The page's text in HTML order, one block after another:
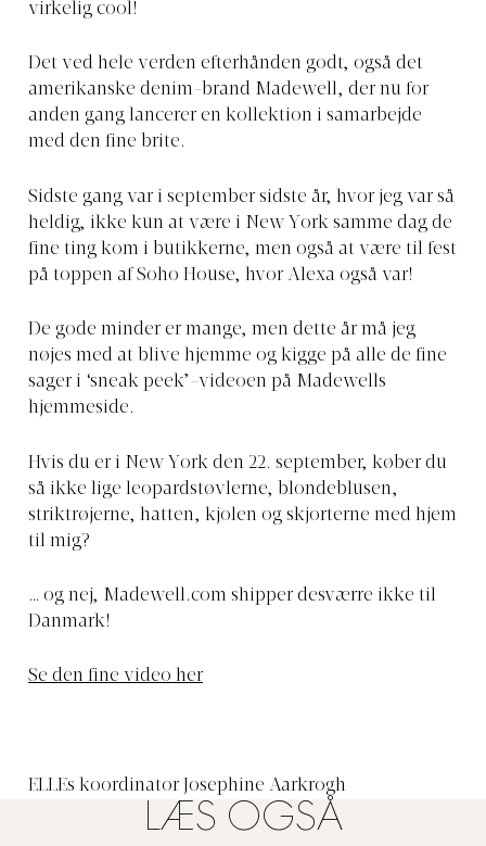
virkelig cool!
Det ved hele verden efterhånden godt, også det
amerikanske denim-brand Madewell, der nu for
anden gang lancerer en kollektion i samarbejde
med den fine brite.
Sidste gang var i september sidste år, hvor jeg var så
heldig, ikke kun at være i New York samme dag de
fine ting kom i butikkerne, men også at være til fest
på toppen af Soho House, hvor Alexa også var!
De gode minder er mange, men dette år må jeg
nøjes med at blive hjemme og kigge på alle de fine
sager i ‘sneak peek’-videoen på Madewells
hjemmeside.
Hvis du er i New York den 22. september, køber du
så ikke lige leopardstøvlerne, blondeblusen,
striktrøjerne, hatten, kjolen og skjorterne med hjem
til mig?
… og nej, Madewell.com shipper desværre ikke til
Danmark!
Se den fine video her
ELLEs koordinator Josephine Aarkrogh
LÆS OGSÅ